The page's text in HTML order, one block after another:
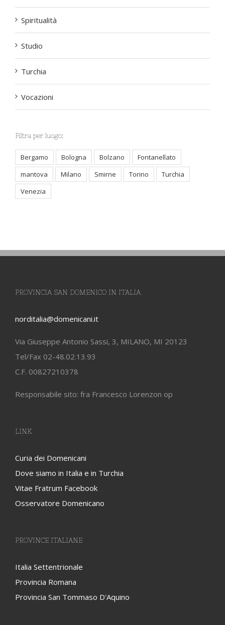
Spiritualità
Studio
Turchia
Vocazioni
Filtra per luogo:
Bergamo Bologna Bolzano
Fontanellato
mantova
Milano Smirne Torino
Turchia
Venezia
PROVINCIA SAN DOMENICO IN ITALIA
norditalia@domenicani.it
Via Giuseppe Antonio Sassi, 3, MILANO, MI 20123
Tel/Fax 02-48.02.13.93
C.F. 00827210378
Responsabile sito: fra Francesco Lorenzon op
LINK
Curia dei Domenicani
Dove siamo in Italia e in Turchia
Vitae Fratrum Facebook
Osservatore Domenicano
PROVINCE ITALIANE
Italia Settentrionale
Provincia Romana
Provincia San Tommaso D'Aquino